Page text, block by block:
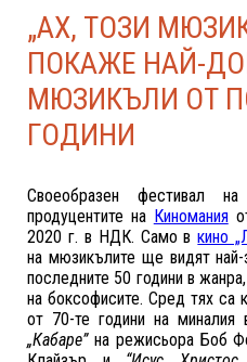
„АХ, ТОЗИ
ПОКАЖЕ НАЙ-
МЮЗИКЪЛИ ОТ
ГОДИНИ
Своеобразен фестивал на
продуцентите на Киномания
2020 г. в НДК. Само вкино
на мюзикълите ще видят
последните 50 години в
на боксофисите. Сред тях са
от 70-те години на
„Кабаре”на режисьора Боб